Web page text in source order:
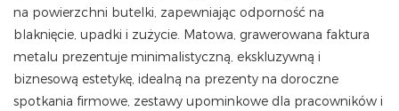
na powierzchni butelki, zapewniając odporność na
blaknięcie, upadki i zużycie. Matowa, grawerowana faktura
metalu prezentuje minimalistyczną, ekskluzywną i
biznesową estetykę, idealną na prezenty na doroczne
spotkania firmowe, zestawy upominkowe dla pracowników i